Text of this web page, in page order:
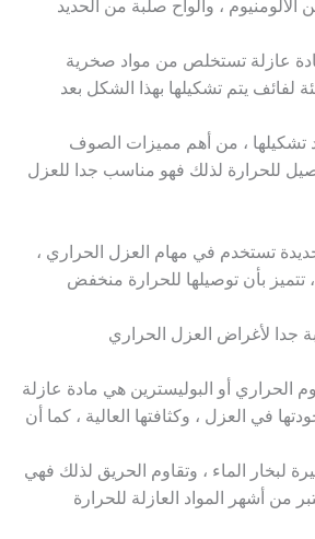
الألومنيوم ، وألواح صلبة من الحديد
عازلة تستخلص من مواد صخرية
لفائف يتم تشكيلها بهذا الشكل بعد
تشكيلها ، من أهم مميزات الصوف
للحرارة لذلك فهو مناسب جدا للعزل
تستخدم في مهام العزل الحراري ،
بأن توصيلها للحرارة منخفض
جدا لأغراض العزل الحراري
الحراري أو البوليسترين هي مادة عازلة
في العزل ، وكثافتها العالية ، كما أن
لبخار الماء ، وتقاوم الحريق لذلك فهي
من أشهر المواد العازلة للحرارة